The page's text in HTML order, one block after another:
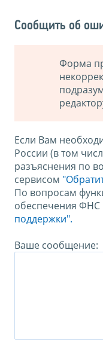
Сообщить об
Форма
Если Вам
России (в том
разъяснения по
сервисом
По вопросам
обеспечения ФНС
поддержки".
Ваше сообщение: